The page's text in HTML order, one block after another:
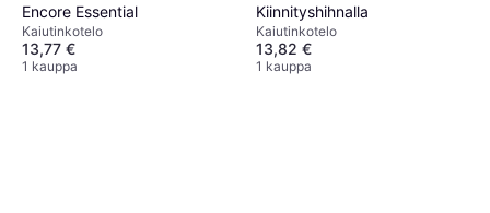
Encore Essential
Kaiutinkotelo
13,77 €
1 kauppa
Kiinnityshihnalla
Kaiutinkotelo
13,82 €
1 kauppa